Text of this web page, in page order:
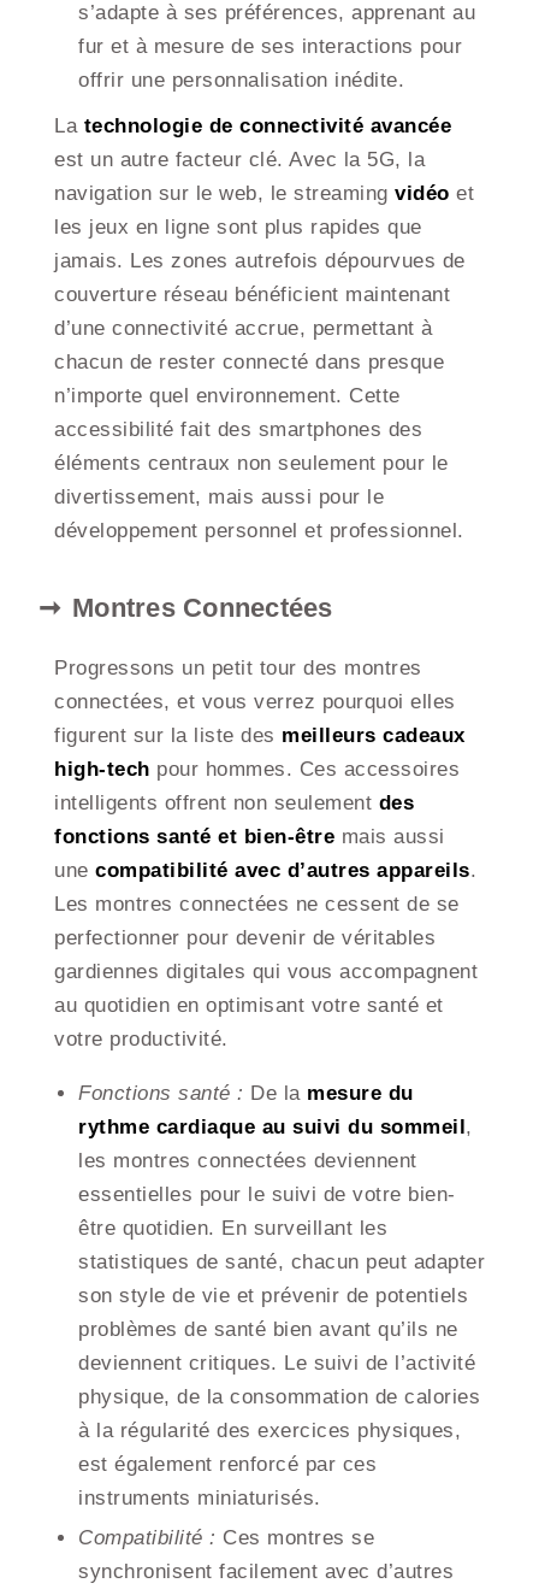
s’adapte à ses préférences, apprenant au
fur et à mesure de ses interactions pour
offrir une personnalisation inédite.
La technologie de connectivité avancée
est un autre facteur clé. Avec la 5G, la
navigation sur le web, le streaming vidéo et
les jeux en ligne sont plus rapides que
jamais. Les zones autrefois dépourvues de
couverture réseau bénéficient maintenant
d’une connectivité accrue, permettant à
chacun de rester connecté dans presque
n’importe quel environnement. Cette
accessibilité fait des smartphones des
éléments centraux non seulement pour le
divertissement, mais aussi pour le
développement personnel et professionnel.
Montres Connectées
Progressons un petit tour des montres
connectées, et vous verrez pourquoi elles
figurent sur la liste des meilleurs cadeaux
high-tech pour hommes. Ces accessoires
intelligents offrent non seulement des
fonctions santé et bien-être mais aussi
une compatibilité avec d’autres appareils.
Les montres connectées ne cessent de se
perfectionner pour devenir de véritables
gardiennes digitales qui vous accompagnent
au quotidien en optimisant votre santé et
votre productivité.
Fonctions santé : De la mesure du
rythme cardiaque au suivi du sommeil ,
les montres connectées deviennent
essentielles pour le suivi de votre bien-
être quotidien. En surveillant les
statistiques de santé, chacun peut adapter
son style de vie et prévenir de potentiels
problèmes de santé bien avant qu’ils ne
deviennent critiques. Le suivi de l’activité
physique, de la consommation de calories
à la régularité des exercices physiques,
est également renforcé par ces
instruments miniaturisés.
Compatibilité : Ces montres se
synchronisent facilement avec d’autres